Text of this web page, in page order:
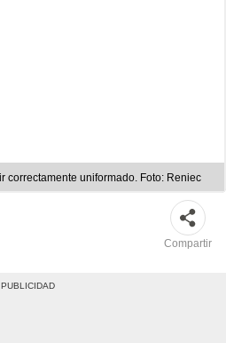
correctamente uniformado. Foto: Reniec
Compartir